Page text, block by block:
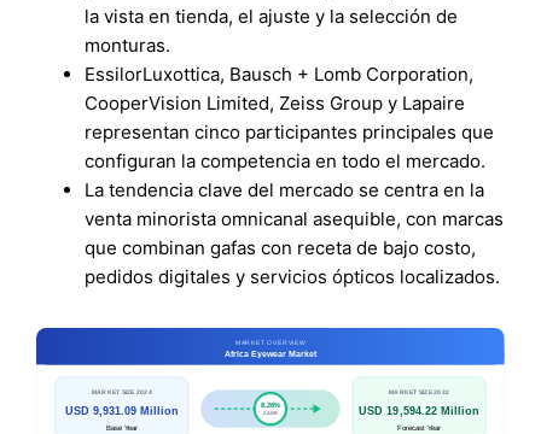
la vista en tienda, el ajuste y la selección de
monturas.
EssilorLuxottica, Bausch + Lomb Corporation,
CooperVision Limited, Zeiss Group y Lapaire
representan cinco participantes principales que
configuran la competencia en todo el mercado.
La tendencia clave del mercado se centra en la
venta minorista omnicanal asequible, con marcas
que combinan gafas con receta de bajo costo,
pedidos digitales y servicios ópticos localizados.